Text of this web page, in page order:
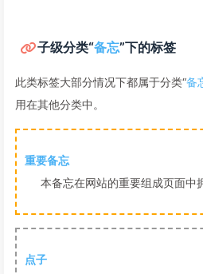
子级分类“备忘”下的标签
此类标签大部分情况下都属于分类“备
用在其他分类中。
重要备忘
本备忘在网站的重要组成页面中
点子